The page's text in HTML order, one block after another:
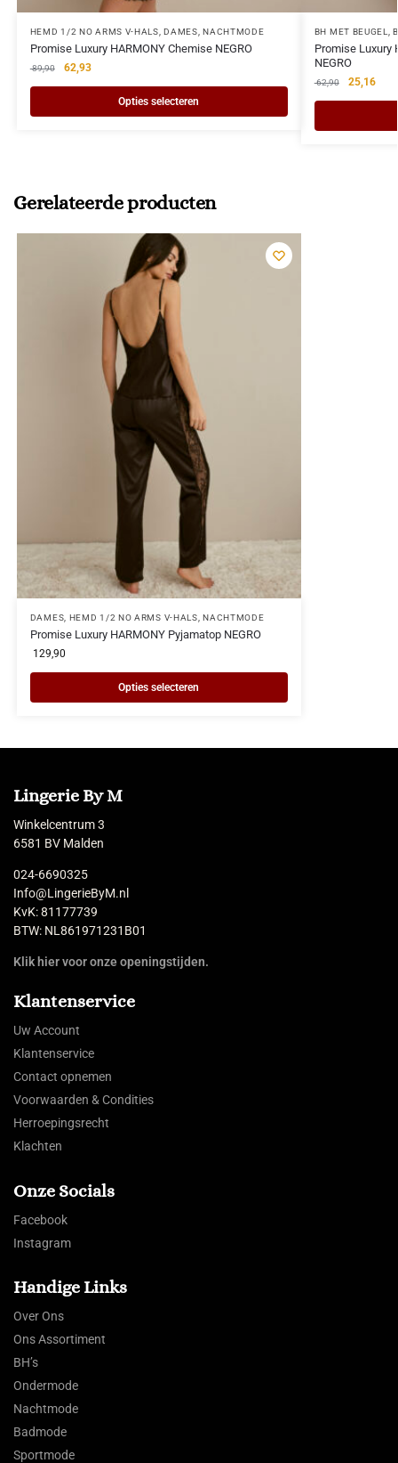
HEMD 1/2 NO ARMS V-HALS ,DAMES ,NACHTMODE
Promise Luxury HARMONY Chemise NEGRO
89,90 62,93
Opties selecteren
BH MET BEUGEL ,
Promise Luxury
NEGRO
62,90 25,16
Gerelateerde producten
DAMES HEMD 1/2 NO ARMS V-HALS ,NACHTMODE
Promise Luxury HARMONY Pyjamatop NEGRO
129,90
Opties selecteren
Lingerie By M
Winkelcentrum 3
6581 BV Malden
024-6690325
Info@LingerieByM.nl
KvK: 81177739
BTW: NL861971231B01
Klik hier voor onze openingstijden.
Klantenservice
Uw Account
Klantenservice
Contact opnemen
Voorwaarden & Condities
Herroepingsrecht
Klachten
Onze Socials
Facebook
Instagram
Handige Links
Over Ons
Ons Assortiment
BH’s
Ondermode
Nachtmode
Badmode
Sportmode